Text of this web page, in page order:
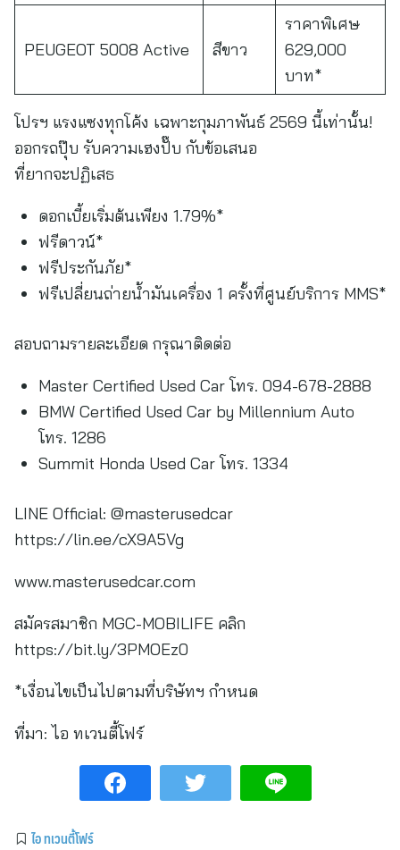
PEUGEOT 5008 Active สีขาว
ราคาพิเศษ
629,000
บาท*
โปรฯ แรงแซงทุกโค้ง เฉพาะกุมภาพันธ์ 2569 นี้เท่านั้น!
ออกรถปุ๊บ รับความเฮงปั๊บ กับข้อเสนอ
ที่ยากจะปฏิเสธ
ดอกเบี้ยเริ่มต้นเพียง 1.79%*
ฟรีดาวน์*
ฟรีประกันภัย*
ฟรีเปลี่ยนถ่ายน้ำมันเครื่อง 1 ครั้งที่ศูนย์บริการ MMS*
สอบถามรายละเอียด กรุณาติดต่อ
Master Certified Used Car โทร. 094-678-2888
BMW Certified Used Car by Millennium Auto
โทร. 1286
Summit Honda Used Car โทร. 1334
LINE Official: @masterusedcar
https://lin.ee/cX9A5Vg
www.masterusedcar.com
สมัครสมาชิก MGC-MOBILIFE คลิก
https://bit.ly/3PMOEz0
*เงื่อนไขเป็นไปตามที่บริษัทฯ กำหนด
ที่มา: ไอ ทเวนตี้โฟร์
ไอ ทเวนตี้โฟร์